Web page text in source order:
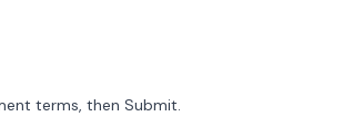
terms, then Submit.